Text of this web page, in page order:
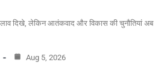
दिखे, लेकिन आतंकवाद और विकास की चुनौतियां अब
Aug 5, 2026